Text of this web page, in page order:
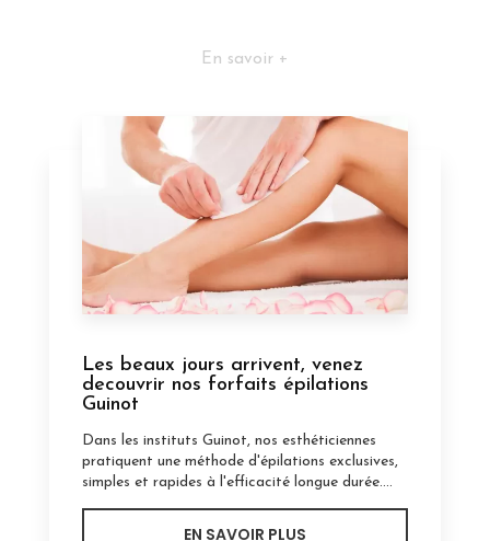
En savoir +
Les beaux jours arrivent, venez
decouvrir nos forfaits épilations
Guinot
Dans les instituts Guinot, nos esthéticiennes
pratiquent une méthode d'épilations exclusives,
simples et rapides à l'efficacité longue durée....
EN SAVOIR PLUS